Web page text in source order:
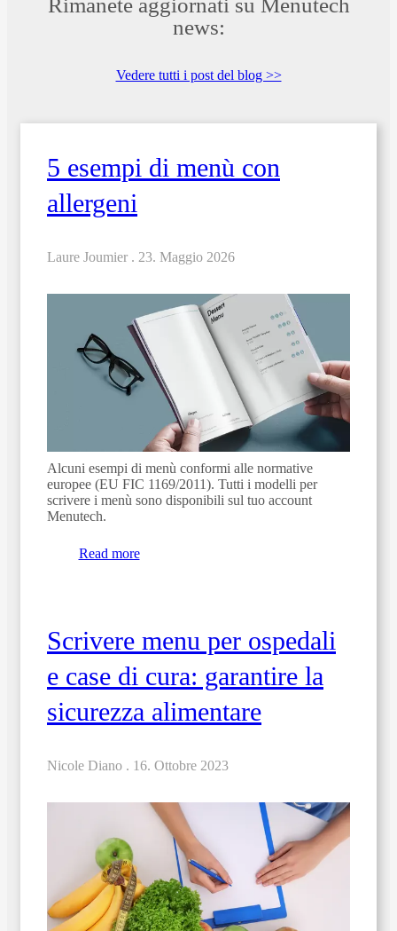
news:
Vedere tutti i post del blog >>
5 esempi di menù con
allergeni
Laure Joumier . 23. Maggio 2026
Alcuni esempi di menù conformi alle normative
europee (EU FIC 1169/2011). Tutti i modelli per
scrivere i menù sono disponibili sul tuo account
Menutech.
Read more
Scrivere menu per ospedali
e case di cura: garantire la
sicurezza alimentare
Nicole Diano . 16. Ottobre 2023